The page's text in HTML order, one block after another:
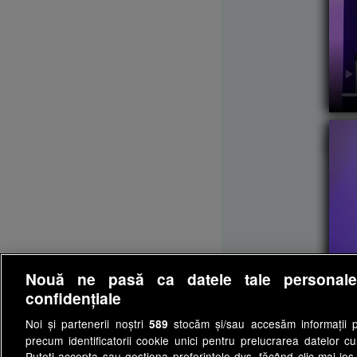
Nouă ne pasă ca datele tale
confidențiale
Noi și partenerii noștri 589 stocăm și/sau accesăm informații
precum identificatorii cookie unici pentru prelucrarea datelor